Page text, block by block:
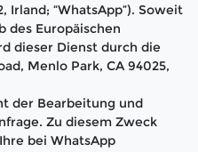
Irland; “WhatsApp”). Soweit
des Europäischen
dieser Dienst durch die
Menlo Park, CA 94025,
der Bearbeitung und
Zu diesem Zweck
bei WhatsApp